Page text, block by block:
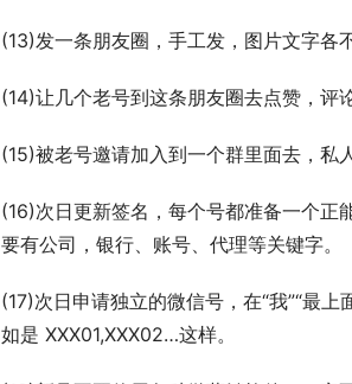
(13)发一条朋友圈，手工发，图片文字各
(14)让几个老号到这条朋友圈去点赞，评论
(15)被老号邀请加入到一个群里面去，私
(16)次日更新签名，每个号都准备一个正
要有公司，银行、账号、代理等关键字。
(17)次日申请独立的微信号，在“我”“最
如是 XXX01,XXX02…这样。